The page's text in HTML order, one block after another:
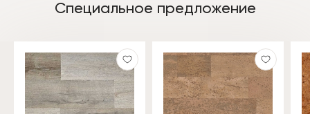
Специальное предложение